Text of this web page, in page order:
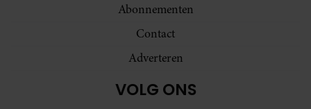
Abonnementen
Contact
Adverteren
VOLG ONS